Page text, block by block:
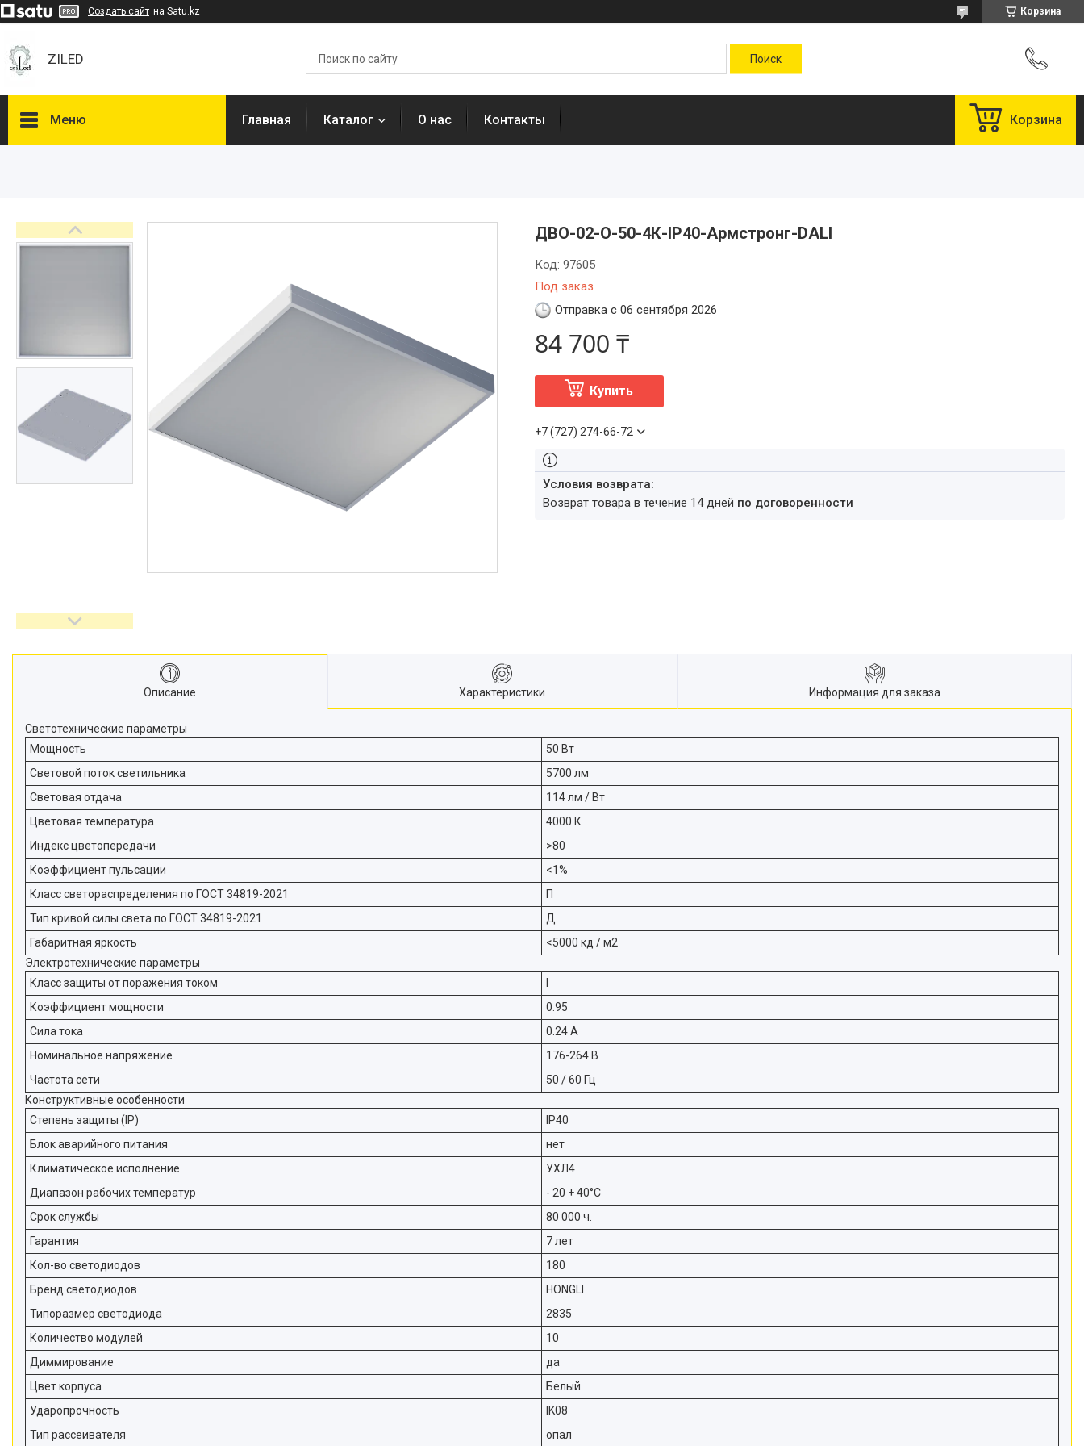
Создать сайт на Satu.kz Корзина
ZILED
Меню
ФАРЛАЙТ
Отзывы
Главная Каталог О нас Контакты Корзина
ДВО-02-О-50-4К-IP40-Армстронг-DALI
Под заказ
Код: 97605
Отправка с 06 сентября 2026
84 700 ₸
Купить
+7 (727) 274-66-72
возврат товара в течение 14 дней по договоренности
Описание Характеристики Информация для заказа
Светотехнические параметры
Мощность
50 Вт
Световой поток светильника
5700 лм
Световая отдача
114 лм / Вт
Цветовая температура
4000 К
Индекс цветопередачи
>80
Коэффициент пульсации
<1%
Класс светораспределения по ГОСТ 34819-2021
П
Тип кривой силы света по ГОСТ 34819-2021
Д
Габаритная яркость
<5000 кд / м2
Электротехнические параметры
Класс защиты от поражения током
Коэффициент мощности
0.95
Сила тока
0.24 А
Номинальное напряжение
176-264 В
Частота сети
50 / 60 Гц
Конструктивные особенности
Степень защиты (IP)
IP40
Блок аварийного питания
нет
Климатическое исполнение
УХЛ4
Диапазон рабочих температур
- 20 + 40°C
Срок службы
80 000 ч.
Гарантия
7 лет
Кол-во светодиодов
180
Бренд светодиодов
HONGLI
Типоразмер светодиода
2835
Количество модулей
10
Диммирование
да
Цвет корпуса
Белый
Ударопрочность
IK08
Тип рассеивателя
опал